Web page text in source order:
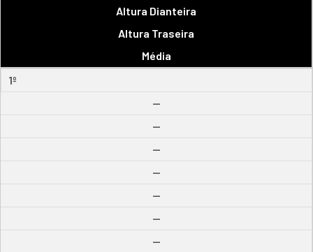
Altura Dianteira
Altura Traseira
Média
1º
--
--
--
--
--
--
--